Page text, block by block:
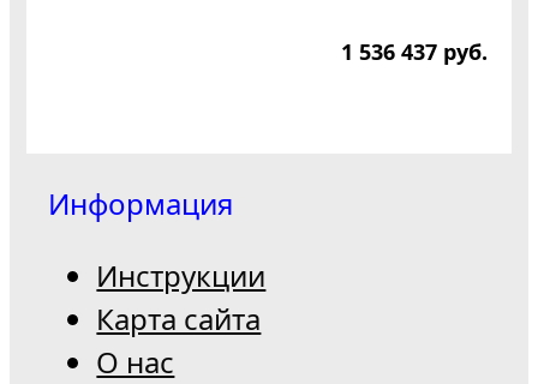
1 536 437 руб.
Информация
Инструкции
Карта сайта
О нас